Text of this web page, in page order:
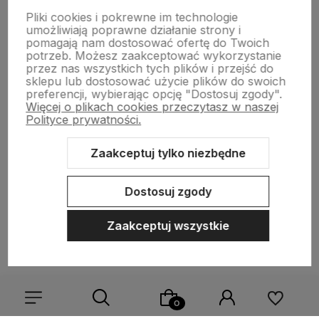
polityce prywatności
MOJE KONTO
PŁATNOŚCI I DOSTAWA
INFORMACJE
Pliki cookies i pokrewne im technologie
umożliwiają poprawne działanie strony i
pomagają nam dostosować ofertę do Twoich
potrzeb. Możesz zaakceptować wykorzystanie
przez nas wszystkich tych plików i przejść do
sklepu lub dostosować użycie plików do swoich
preferencji, wybierając opcję "Dostosuj zgody".
Więcej o plikach cookies przeczytasz w naszej
Polityce prywatności.
Zaakceptuj tylko niezbędne
Dostosuj zgody
Zaakceptuj wszystkie